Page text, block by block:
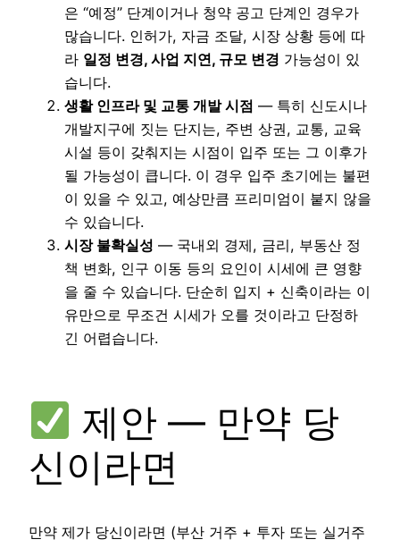
은 “예정” 단계이거나 청약 공고 단계인 경우가
많습니다. 인허가, 자금 조달, 시장 상황 등에 따
라 일정 변경, 사업 지연, 규모 변경 가능성이 있
습니다.
생활 인프라 및 교통 개발 시점 — 특히 신도시나
개발지구에 짓는 단지는, 주변 상권, 교통, 교육
시설 등이 갖춰지는 시점이 입주 또는 그 이후가
될 가능성이 큽니다. 이 경우 입주 초기에는 불편
이 있을 수 있고, 예상만큼 프리미엄이 붙지 않을
수 있습니다.
시장 불확실성 — 국내외 경제, 금리, 부동산 정
책 변화, 인구 이동 등의 요인이 시세에 큰 영향
을 줄 수 있습니다. 단순히 입지 + 신축이라는 이
유만으로 무조건 시세가 오를 것이라고 단정하
긴 어렵습니다.
제안 — 만약 당
신이라면
만약 제가 당신이라면 (부산 거주 + 투자 또는 실거주